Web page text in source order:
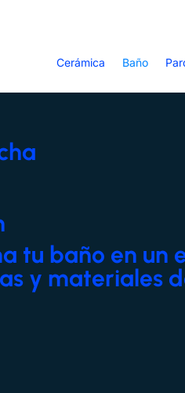
Cerámica Baño
tu baño en un
y materiales